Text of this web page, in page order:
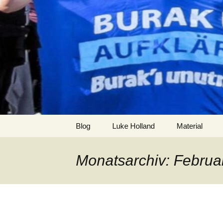
Zum
springen
burak
Blog Luke Holland Material
Monatsarchiv: